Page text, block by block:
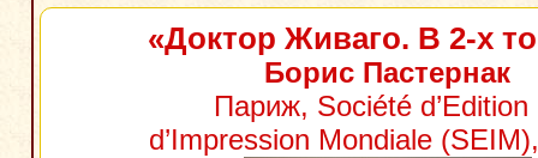
«Доктор Живаго. В 2-х
Борис Пастернак
Париж, Société d’Edition
d’Impression Mondiale